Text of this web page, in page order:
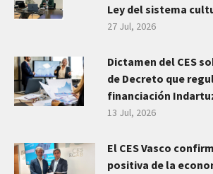
Ley del sistema
27 Jul, 2026
Dictamen del CES
de Decreto que
financiación
transformación del
13 Jul, 2026
El CES Vasco
positiva de la